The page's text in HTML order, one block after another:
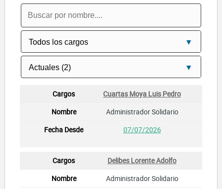
Cuartas Moya Luis Pedro
Administrador Solidario
07/07/2026
Delibes Lorente Adolfo
Administrador Solidario